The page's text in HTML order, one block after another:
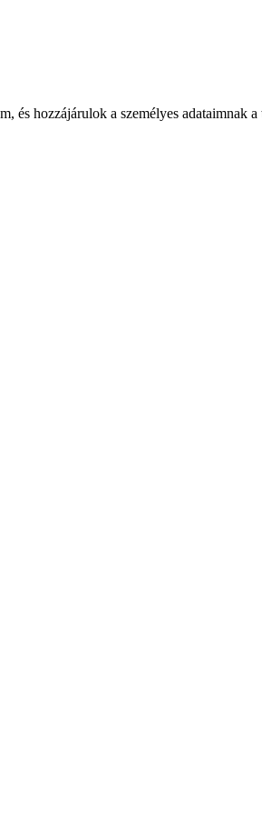
és hozzájárulok a személyes adataimnak